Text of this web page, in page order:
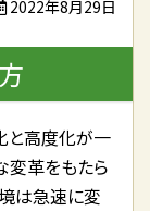
2022年8月29日
と高度化が一
変革をもたら
は急速に変